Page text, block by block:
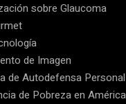
sobre Glaucoma
de Imagen
de Autodefensa Personal
de Pobreza en América